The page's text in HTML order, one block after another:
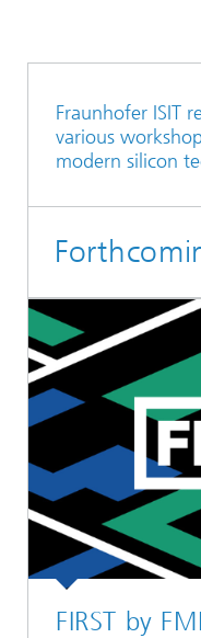
Fraunhofer ISIT
various
modern silicon
FIRST by